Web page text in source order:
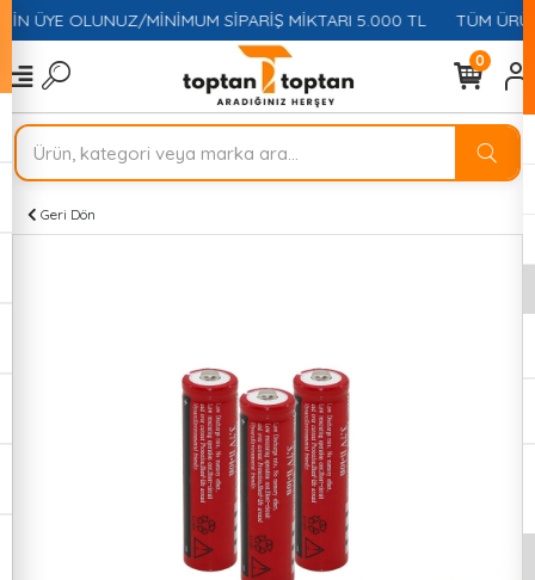
ÜYE OLUNUZ/MİNİMUM SİPARİŞ MİKTARI 5.000 TL TÜM
0
Geri Dön